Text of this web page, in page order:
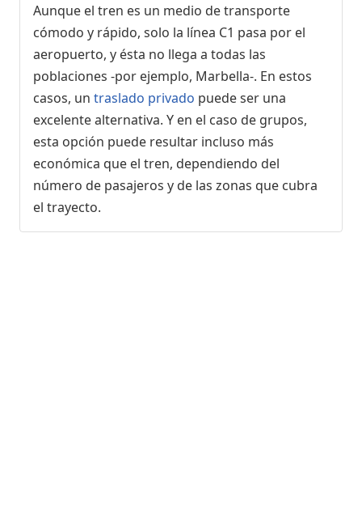
Aunque el tren es un medio de transporte
cómodo y rápido, solo la línea C1 pasa por el
aeropuerto, y ésta no llega a todas las
poblaciones -por ejemplo, Marbella-. En estos
casos, un traslado privado puede ser una
excelente alternativa. Y en el caso de grupos,
esta opción puede resultar incluso más
económica que el tren, dependiendo del
número de pasajeros y de las zonas que cubra
el trayecto.